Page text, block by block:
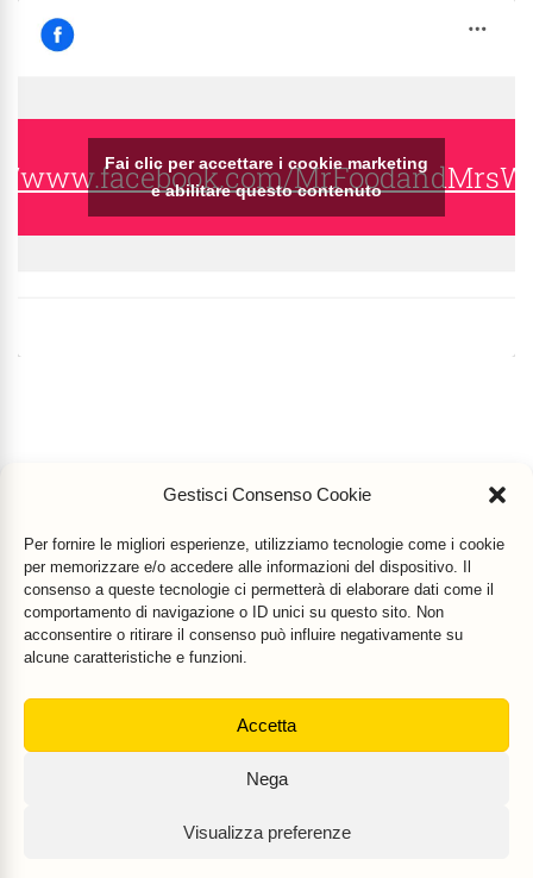
Gestisci Consenso Cookie
Per fornire le migliori esperienze, utilizziamo tecnologie come i cookie
per memorizzare e/o accedere alle informazioni del dispositivo. Il
consenso a queste tecnologie ci permetterà di elaborare dati come il
comportamento di navigazione o ID unici su questo sito. Non
acconsentire o ritirare il consenso può influire negativamente su
alcune caratteristiche e funzioni.
Accetta
Nega
Visualizza preferenze
www.facebook.com/
Fai clic per accettare i cookie marketing
e abilitare questo contenuto
07896411001 - Registrazione Tribunale di Roma n. 403/2008 del 20/11/2008
© 2018 Motoperpetuopress - Tutti i diritti riservati. I loghi Mr Food, Carbonara